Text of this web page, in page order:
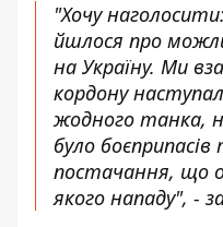
"Хочу
йшлося про
на Україну. Ми
кордону
жодного танка,
було
постачання, що
якого нападу", -